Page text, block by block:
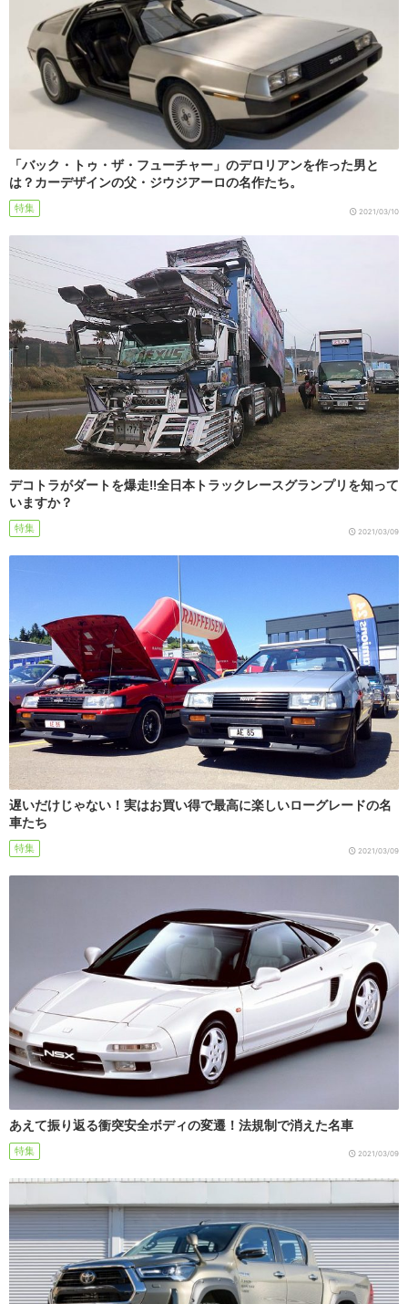
「バック・トゥ・ザ・フューチャー」のデロリアンを作った男と
は？カーデザインの父・ジウジアーロの名作たち。
特集 2021/03/10
デコトラがダートを爆走!!全日本トラックレースグランプリを知って
いますか？
特集 2021/03/09
遅いだけじゃない！実はお買い得で最高に楽しいローグレードの名
車たち
特集 2021/03/09
あえて振り返る衝突安全ボディの変遷！法規制で消えた名車
特集 2021/03/09